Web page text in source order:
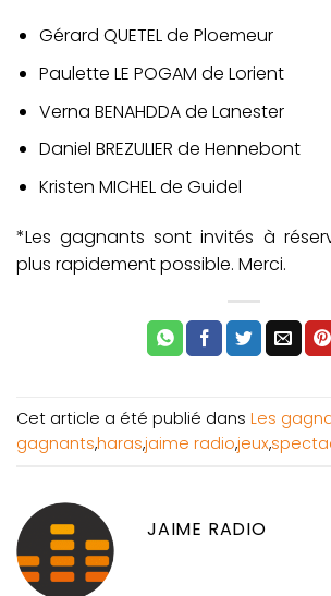
Gérard QUETEL de Ploemeur
Paulette LE POGAM de Lorient
Verna BENAHDDA de Lanester
Daniel BREZULIER de Hennebont
Kristen MICHEL de Guidel
*Les gagnants sont invités à
plus rapidement possible. Merci.
Cet article a été publié dans Les
gagnants,haras,jaime radio,jeux,
JAIME RADIO